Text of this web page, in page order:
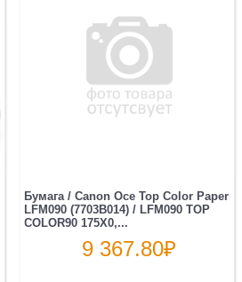
Бумага / Canon Oce Top Color Paper
LFM090 (7703B014) / LFM090 TOP
COLOR90 175X0,...
9 367.80₽